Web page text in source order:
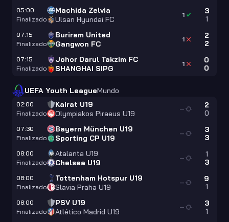
05:00
Finalizado
Machida Zelvia
Ulsan Hyundai FC
3
1
1
07:15
Finalizado
Buriram United
Gangwon FC
2
2
1
07:15
Finalizado
Johor Darul Takzim FC
SHANGHAI SIPG
0
0
1
UEFA Youth LeagueMundo
02:00
Finalizado
Kairat U19
Olympiakos Piraeus U19
2
0
—
07:30
Finalizado
Bayern München U19
Sporting CP U19
3
3
—
08:00
Finalizado
Atalanta U19
Chelsea U19
1
3
—
08:00
Finalizado
Tottenham Hotspur U19
Slavia Praha U19
9
1
—
08:00
Finalizado
PSV U19
Atlético Madrid U19
3
1
—